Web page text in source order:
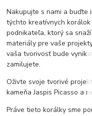
Nakupujte s nami a buďte
týchto kreatívnych
podnikateľa, ktorý sa
materiály pre vaše
vaša tvorivosť bude
zamilujete.
Oživte svoje tvorivé
kameňa Jaspis Picasso a
Práve tieto korálky sme